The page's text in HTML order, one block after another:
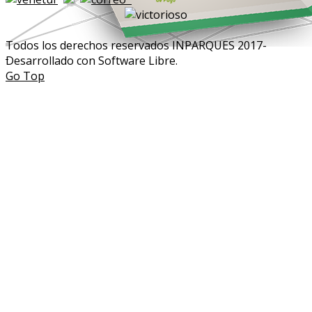
Todos los derechos reservados INPARQUES 2017-
Desarrollado con Software Libre.
Go Top